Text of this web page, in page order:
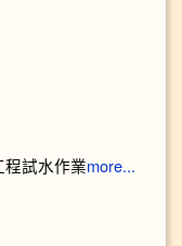
試水作業more...